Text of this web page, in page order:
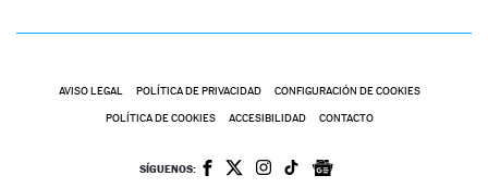
AVISO LEGAL POLÍTICA DE PRIVACIDAD CONFIGURACIÓN DE COOKIES
POLÍTICA DE COOKIES ACCESIBILIDAD CONTACTO
SÍGUENOS: